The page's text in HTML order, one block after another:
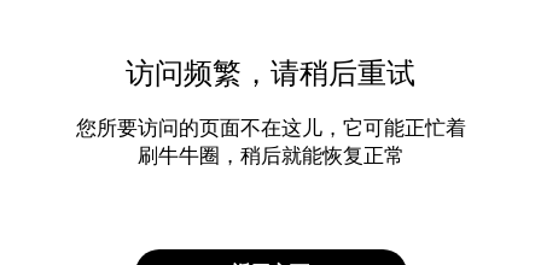
访问频繁，请稍后重试
您所要访问的页面不在这儿，它可能正忙着
刷牛牛圈，稍后就能恢复正常